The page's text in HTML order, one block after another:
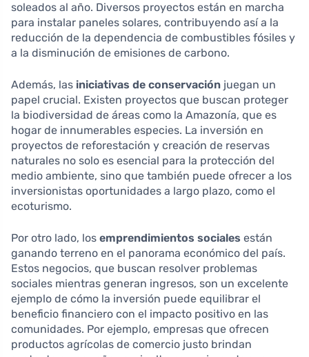
soleados al año. Diversos proyectos están en marcha
para instalar paneles solares, contribuyendo así a la
reducción de la dependencia de combustibles fósiles y
a la disminución de emisiones de carbono.
Además, las iniciativas de conservación juegan un
papel crucial. Existen proyectos que buscan proteger
la biodiversidad de áreas como la Amazonía, que es
hogar de innumerables especies. La inversión en
proyectos de reforestación y creación de reservas
naturales no solo es esencial para la protección del
medio ambiente, sino que también puede ofrecer a los
inversionistas oportunidades a largo plazo, como el
ecoturismo.
Por otro lado, los emprendimientos sociales están
ganando terreno en el panorama económico del país.
Estos negocios, que buscan resolver problemas
sociales mientras generan ingresos, son un excelente
ejemplo de cómo la inversión puede equilibrar el
beneficio financiero con el impacto positivo en las
comunidades. Por ejemplo, empresas que ofrecen
productos agrícolas de comercio justo brindan